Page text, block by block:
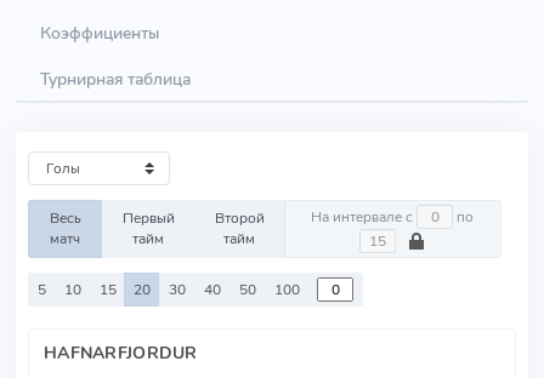
Коэффициенты
Турнирная таблица
Весь
матч
Первый
тайм
Второй
тайм
На интервале с по
5 10 15 20 30 40 50 100
HAFNARFJORDUR